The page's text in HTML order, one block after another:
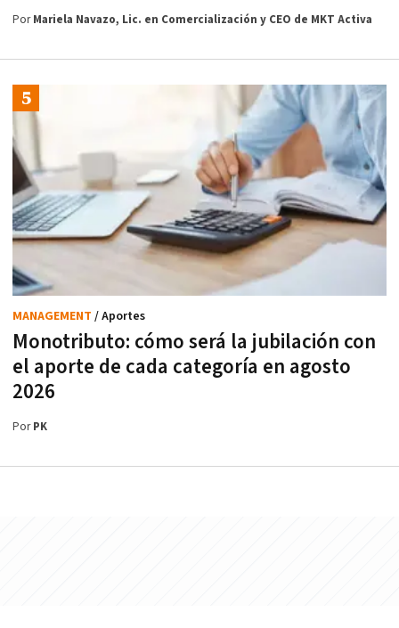
PorMariela Navazo, Lic. en Comercialización y CEO de MKT Activa
Monotributo: cómo será la jubilación con
el aporte de cada categoría en agosto
2026
MANAGEMENT / Aportes
PorPK